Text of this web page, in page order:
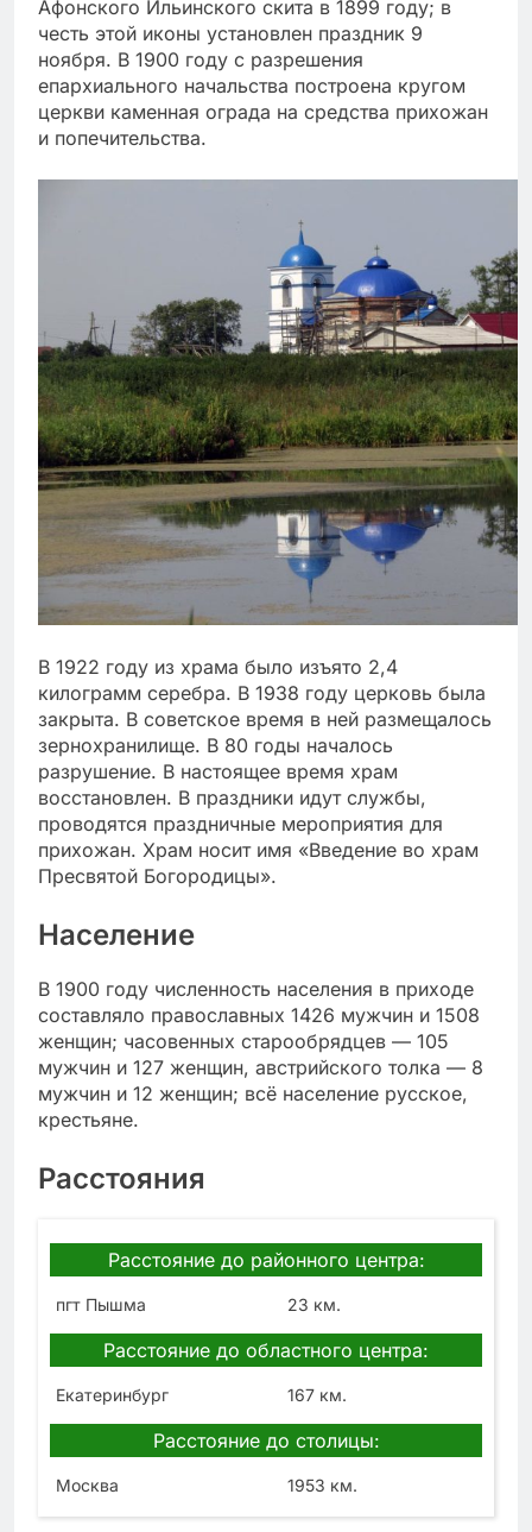
Афонского Ильинского скита в 1899 году; в
честь этой иконы установлен праздник 9
ноября. В 1900 году с разрешения
епархиального начальства построена кругом
церкви каменная ограда на средства прихожан
и попечительства.
В 1922 году из храма было изъято 2,4
килограмм серебра. В 1938 году церковь была
закрыта. В советское время в ней размещалось
зернохранилище. В 80 годы началось
разрушение. В настоящее время храм
восстановлен. В праздники идут службы,
проводятся праздничные мероприятия для
прихожан. Храм носит имя «Введение во храм
Пресвятой Богородицы».
Население
В 1900 году численность населения в приходе
составляло православных 1426 мужчин и 1508
женщин; часовенных старообрядцев — 105
мужчин и 127 женщин, австрийского толка — 8
мужчин и 12 женщин; всё население русское,
крестьяне.
Расстояния
Расстояние до районного центра:
пгт Пышма 23 км.
Расстояние до областного центра:
Екатеринбург 167 км.
Расстояние до столицы:
Москва 1953 км.